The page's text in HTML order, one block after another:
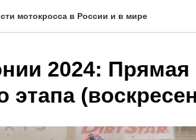
мотокросса в России и в мире
2024: Прямая
этапа